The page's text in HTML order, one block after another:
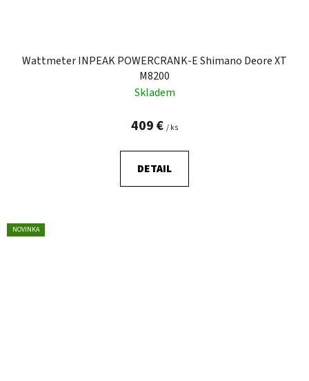
Wattmeter INPEAK POWERCRANK-E Shimano Deore XT
M8200
Skladem
409 € / ks
DETAIL
NOVINKA